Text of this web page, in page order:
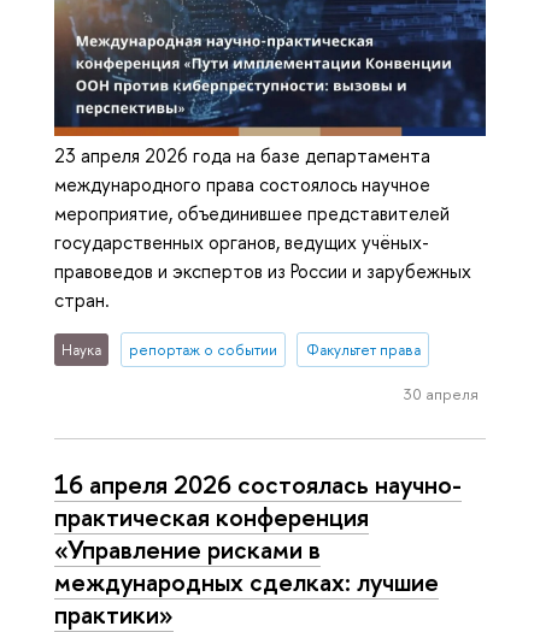
23 апреля 2026 года на базе департамента
международного права состоялось научное
мероприятие, объединившее представителей
государственных органов, ведущих учёных-
правоведов и экспертов из России и зарубежных
стран.
Наука репортаж о событии Факультет права
30 апреля
16 апреля 2026 состоялась научно-
практическая конференция
«Управление рисками в
международных сделках: лучшие
практики»